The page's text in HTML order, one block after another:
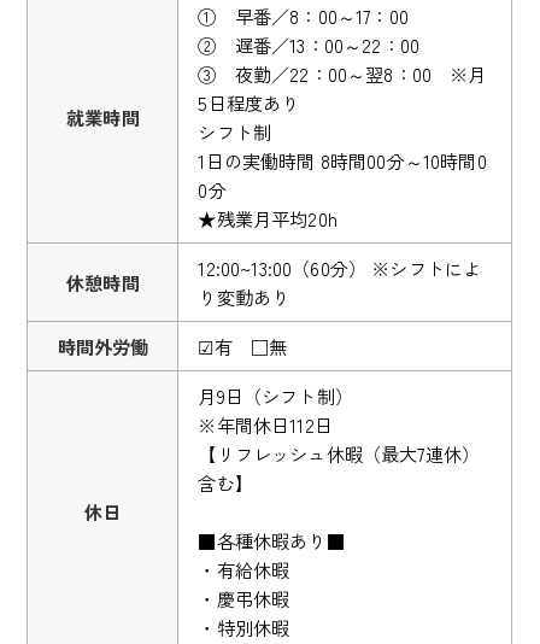
就業時間
① 早番／8：00～17：00
② 遅番／13：00～22：00
③ 夜勤／22：00～翌8：00 ※月
5日程度あり
シフト制
1日の実働時間 8時間00分～10時間0
0分
★残業月平均20h
休憩時間
12:00~13:00（60分） ※シフトによ
り変動あり
時間外労働
☑有 □無
休日
月9日（シフト制）
※年間休日112日
【リフレッシュ休暇（最大7連休）
含む】
■各種休暇あり■
・有給休暇
・慶弔休暇
・特別休暇